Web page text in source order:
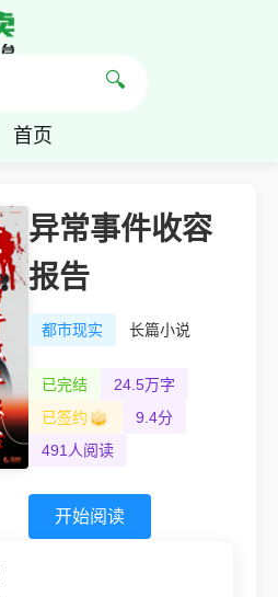
首页
🔍
异常事件收容
报告
都市现实 长篇小说
已完结
24.5万字
已签约
9.4分
491人阅读
开始阅读